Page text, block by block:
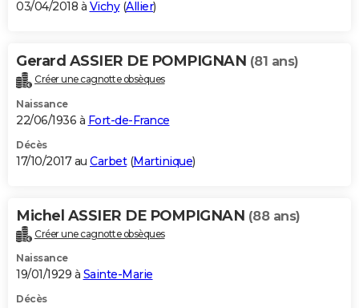
03/04/2018 à Vichy(Allier)
Gerard ASSIER DE POMPIGNAN (81 ans)
Créer une cagnotte obsèques
Naissance
22/06/1936 à Fort-de-France
Décès
17/10/2017 au Carbet(Martinique)
Michel ASSIER DE POMPIGNAN (88 ans)
Créer une cagnotte obsèques
Naissance
19/01/1929 à Sainte-Marie
Décès